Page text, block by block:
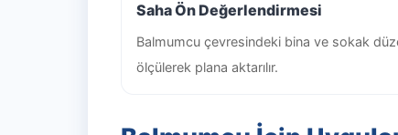
Saha Ön Değerlendirmesi
Balmumcu çevresindeki bina ve sokak
ölçülerek plana aktarılır.